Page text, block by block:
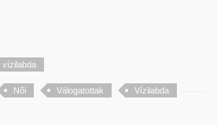
vízilabda
Női Válogatottak Vízilabda